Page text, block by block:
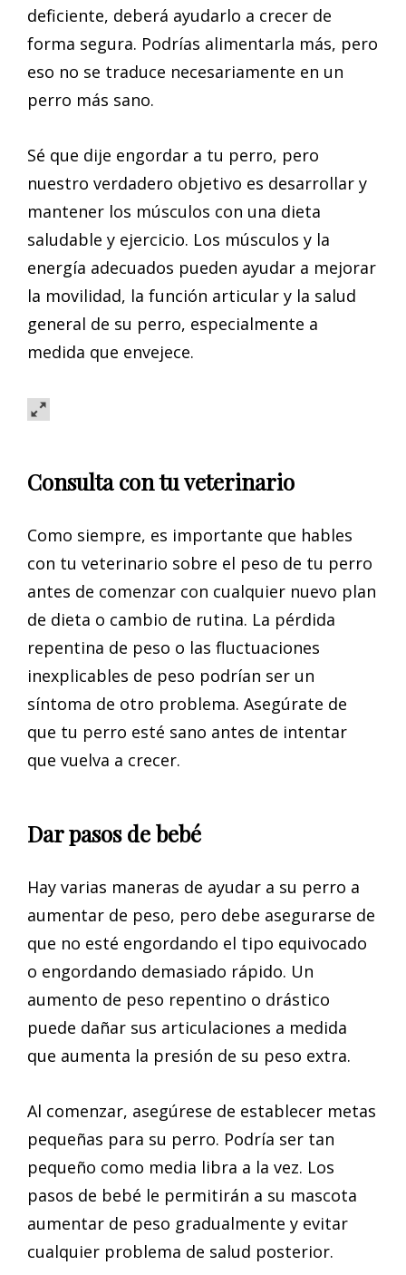
deficiente, deberá ayudarlo a crecer de
forma segura. Podrías alimentarla más, pero
eso no se traduce necesariamente en un
perro más sano.
Sé que dije engordar a tu perro, pero
nuestro verdadero objetivo es desarrollar y
mantener los músculos con una dieta
saludable y ejercicio. Los músculos y la
energía adecuados pueden ayudar a mejorar
la movilidad, la función articular y la salud
general de su perro, especialmente a
medida que envejece.
Consulta con tu veterinario
Como siempre, es importante que hables
con tu veterinario sobre el peso de tu perro
antes de comenzar con cualquier nuevo plan
de dieta o cambio de rutina. La pérdida
repentina de peso o las fluctuaciones
inexplicables de peso podrían ser un
síntoma de otro problema. Asegúrate de
que tu perro esté sano antes de intentar
que vuelva a crecer.
Dar pasos de bebé
Hay varias maneras de ayudar a su perro a
aumentar de peso, pero debe asegurarse de
que no esté engordando el tipo equivocado
o engordando demasiado rápido. Un
aumento de peso repentino o drástico
puede dañar sus articulaciones a medida
que aumenta la presión de su peso extra.
Al comenzar, asegúrese de establecer metas
pequeñas para su perro. Podría ser tan
pequeño como media libra a la vez. Los
pasos de bebé le permitirán a su mascota
aumentar de peso gradualmente y evitar
cualquier problema de salud posterior.